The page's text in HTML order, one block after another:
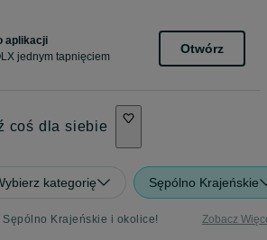
aplikacji
jednym tapnięciem
Otwórz
coś dla siebie
kategorię Sępólno Krajeńskie
Krajeńskie i okolice! Zobacz